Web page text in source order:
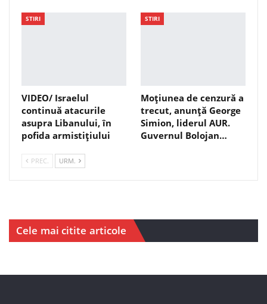
STIRI
VIDEO/ Israelul
continuă atacurile
asupra Libanului, în
pofida armistițiului
STIRI
Moțiunea de cenzură a
trecut, anunță George
Simion, liderul AUR.
Guvernul Bolojan…
PREC. URM.
Cele mai citite articole